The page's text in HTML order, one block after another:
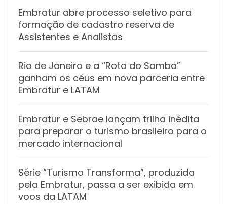
Embratur abre processo seletivo para
formação de cadastro reserva de
Assistentes e Analistas
Rio de Janeiro e a “Rota do Samba”
ganham os céus em nova parceria entre
Embratur e LATAM
Embratur e Sebrae lançam trilha inédita
para preparar o turismo brasileiro para o
mercado internacional
Série “Turismo Transforma”, produzida
pela Embratur, passa a ser exibida em
voos da LATAM